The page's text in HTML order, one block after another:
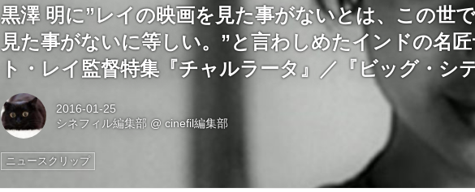
黒澤 明に”レイの映画を見た事がないとは、この世
見た事がないに等しい。”と言わしめたインドの名
ト・レイ監督特集『チャルラータ』／『ビッグ・シ
2016-01-25
シネフィル編集部 @cinefil編集部
ニュースクリップ